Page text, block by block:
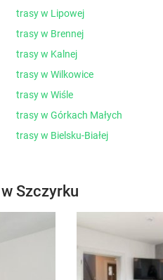
trasy w Lipowej
trasy w Brennej
trasy w Kalnej
trasy w Wilkowice
trasy w Wiśle
trasy w Górkach Małych
trasy w Bielsku-Białej
Szczyrku